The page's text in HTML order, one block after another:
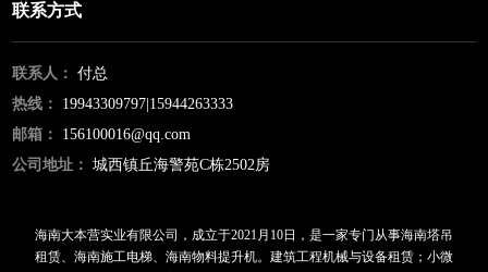
联系方式
联系人：
付总
热线：
19943309797|15944263333
邮箱：
156100016@qq.com
公司地址：
城西镇丘海警苑C栋2502房
海南大本营实业有限公司，成立于2021月10日，是一家专门从事海南塔吊
租赁、海南施工电梯、海南物料提升机。建筑工程机械与设备租赁；小微